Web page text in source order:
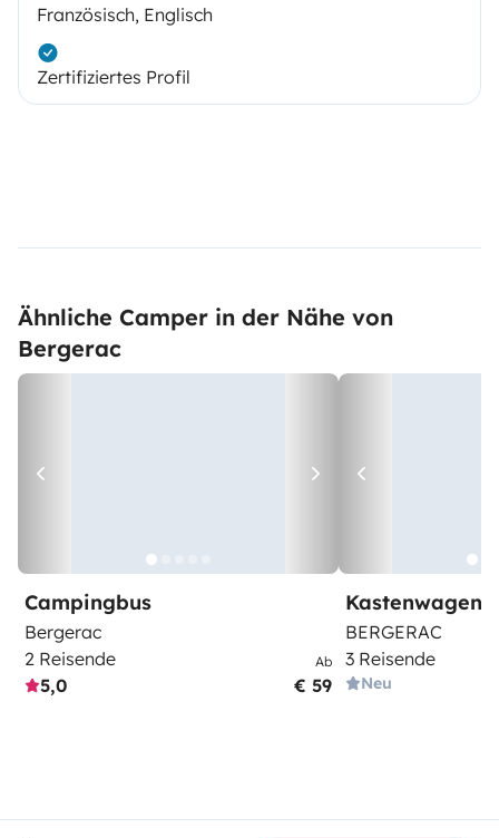
Französisch, Englisch
Zertifiziertes Profil
Ähnliche Camper in der Nähe von
Bergerac
Campingbus
Bergerac
2 Reisende
5,0
Ab
€ 59
Kastenwagen
BERGERAC
3 Reisende
Neu